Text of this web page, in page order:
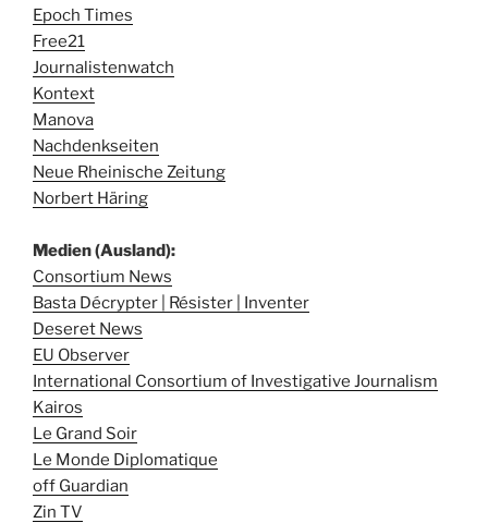
Epoch Times
Free21
Journalistenwatch
Kontext
Manova
Nachdenkseiten
Neue Rheinische Zeitung
Norbert Häring
Medien (Ausland):
Consortium News
Basta Décrypter | Résister | Inventer
Deseret News
EU Observer
International Consortium of Investigative Journalism
Kairos
Le Grand Soir
Le Monde Diplomatique
off Guardian
Zin TV